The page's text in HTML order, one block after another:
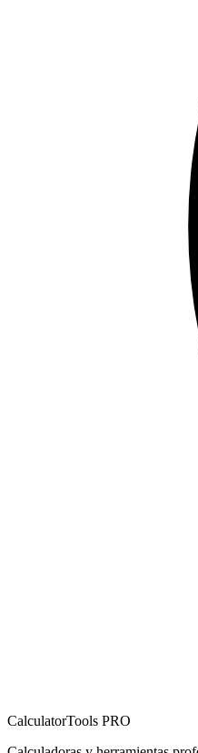
CalculatorTools PRO